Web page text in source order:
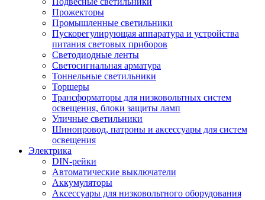
Прожекторы
Промышленные светильники
Пускорегулирующая аппаратура и устройства
питания световых приборов
Светодиодные ленты
Светосигнальная арматура
Тоннельные светильники
Торшеры
Трансформаторы для низковольтных систем
освещения, блоки защиты ламп
Уличные светильники
Шинопровод, патроны и аксессуары для систем
освещения
Электрика
DIN-рейки
Автоматические выключатели
Аккумуляторы
Аксессуары для низковольтного оборудования